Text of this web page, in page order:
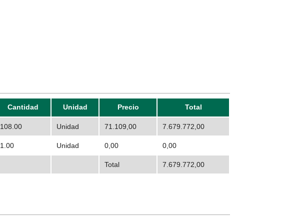
Cantidad Unidad Precio Total
108.00 Unidad 71.109,00 7.679.772,00
1.00 Unidad 0,00 0,00
Total 7.679.772,00